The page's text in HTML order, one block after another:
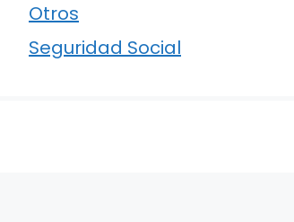
Otros
Seguridad Social